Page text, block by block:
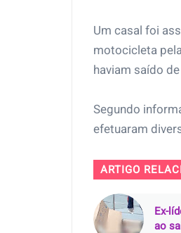
Um casal foi
motocicleta
haviam saído
Segundo
efetuaram
ARTIGO
Ex-
ao